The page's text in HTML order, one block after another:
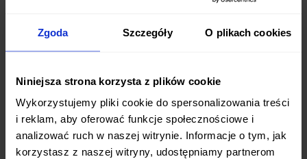
Zgoda Szczegóły O plikach cookies
Niniejsza strona korzysta z plików cookie
Wykorzystujemy pliki cookie do spersonalizowania treści
i reklam, aby oferować funkcje społecznościowe i
analizować ruch w naszej witrynie. Informacje o tym, jak
korzystasz z naszej witryny, udostępniamy partnerom
wprowadzić z odpowiednim wyprzedzeniem.
Diety pudełkowe dostępne w Lesznie
Dieta Przeciwzapalna & Dash Dieta Wysokobiałkowa